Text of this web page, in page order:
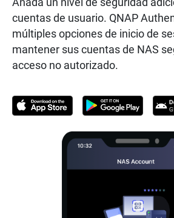
Añada un nivel de seguridad
cuentas de usuario. QNAP
múltiples opciones de inicio de
mantener sus cuentas de NAS
acceso no autorizado.